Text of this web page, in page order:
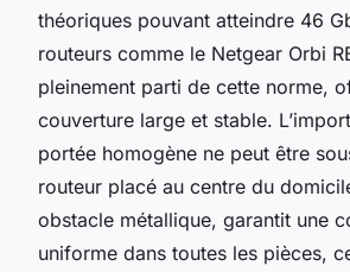
théoriques pouvant atteindre 46
routeurs comme le Netgear Orbi
pleinement parti de cette norme,
couverture large et stable.
portée homogène ne peut être
routeur placé au centre du
obstacle métallique, garantit une
uniforme dans toutes les pièces,